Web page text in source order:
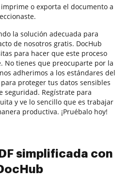
o exporta el documento a
la solución adecuada para
de nosotros gratis. DocHub
para hacer que este proceso
No tienes que preocuparte por la
adherimos a los estándares del
proteger tus datos sensibles
seguridad. Regístrate para
y ve lo sencillo que es trabajar
productiva. ¡Pruébalo hoy!
simplificada con